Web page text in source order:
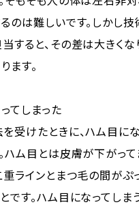
のは難しいです。しかし
すると、その差は大きく
ます。
てしまった
受けたときに、ハム目に
ハム目とは皮膚が下がっ
重ラインとまつ毛の間がぷ
です。ハム目になってし